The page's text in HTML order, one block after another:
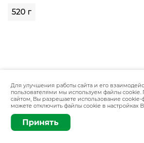
520 г
Для улучшения работы сайта и его
пользователями мы используем файлы cookie.
сайтом, Вы разрешаете использование cookie-
можете отключить файлы cookie в настройках
Принять